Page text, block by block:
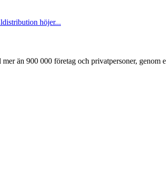
höjer...
än 900 000 företag och privatpersoner, genom